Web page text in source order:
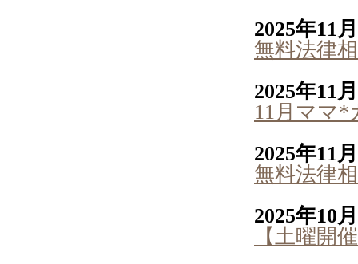
2025年11
無料法律
2025年11
11月ママ*
2025年11
無料法律
2025年10
【土曜開